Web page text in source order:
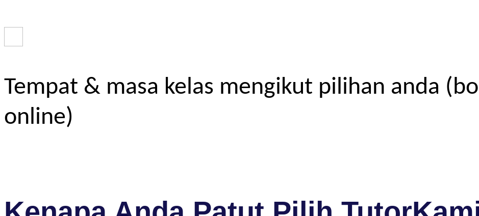
Tempat & masa kelas mengikut pilihan anda
online)